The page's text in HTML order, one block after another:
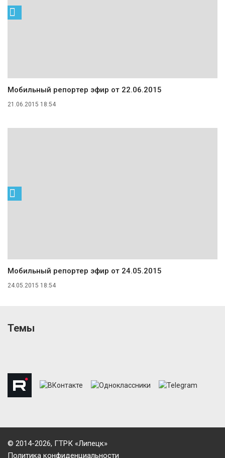
Мобильный репортер эфир от 22.06.2015
21.06.2015 18:54
Мобильный репортер эфир от 24.05.2015
24.05.2015 18:54
Темы
© 2014-2026, ГТРК «Липецк»
Политика конфиденциальности